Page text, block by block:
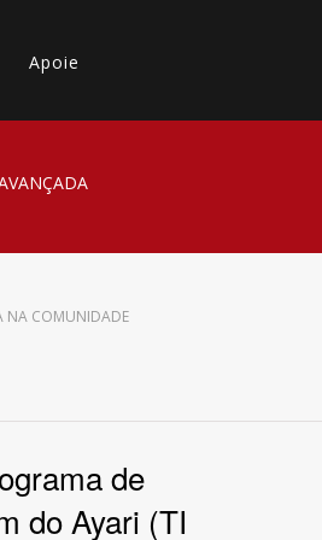
Apoie
NA COMUNIDADE
de
do Ayari (TI